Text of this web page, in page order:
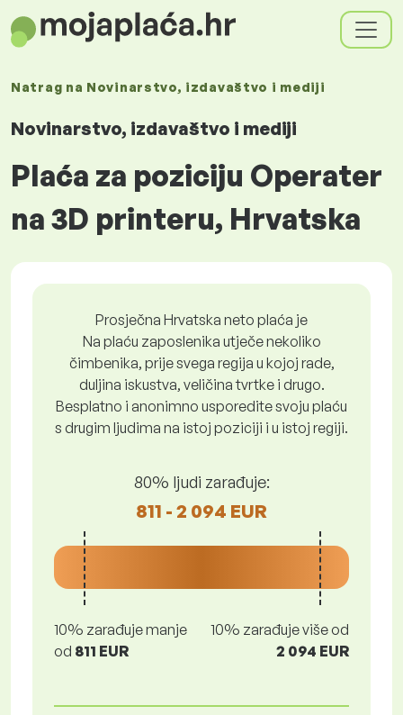
Natrag na Novinarstvo, izdavaštvo i mediji
Novinarstvo, izdavaštvo i mediji
Plaća za poziciju Operater
na 3D printeru, Hrvatska
Prosječna Hrvatska neto plaća je
Na plaću zaposlenika utječe nekoliko
čimbenika, prije svega regija u kojoj rade,
duljina iskustva, veličina tvrtke i drugo.
Besplatno i anonimno usporedite svoju plaću
s drugim ljudima na istoj poziciji i u istoj regiji.
80% ljudi zarađuje:
811 - 2 094 EUR
10% zarađuje manje
od 811 EUR
10% zarađuje više od
2 094 EUR